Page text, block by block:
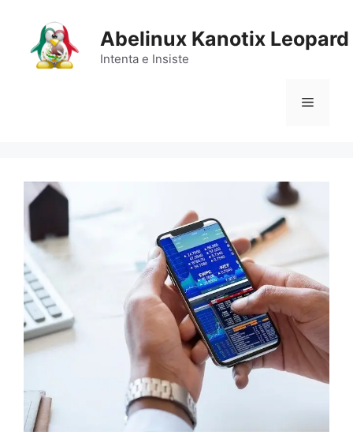
contenido
Abelinux Kanotix Leopard
Intenta e Insiste
Menú